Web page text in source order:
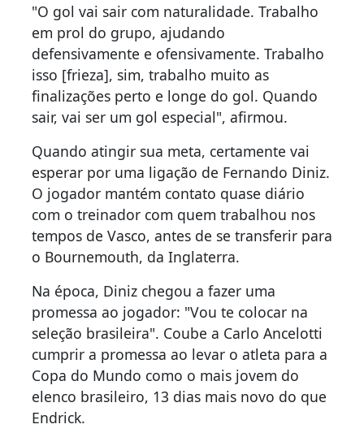
"O gol vai sair com naturalidade. Trabalho
em prol do grupo, ajudando
defensivamente e ofensivamente. Trabalho
isso [frieza], sim, trabalho muito as
finalizações perto e longe do gol. Quando
sair, vai ser um gol especial", afirmou.
Quando atingir sua meta, certamente vai
esperar por uma ligação de Fernando Diniz.
O jogador mantém contato quase diário
com o treinador com quem trabalhou nos
tempos de Vasco, antes de se transferir para
o Bournemouth, da Inglaterra.
Na época, Diniz chegou a fazer uma
promessa ao jogador: "Vou te colocar na
seleção brasileira". Coube a Carlo Ancelotti
cumprir a promessa ao levar o atleta para a
Copa do Mundo como o mais jovem do
elenco brasileiro, 13 dias mais novo do que
Endrick.